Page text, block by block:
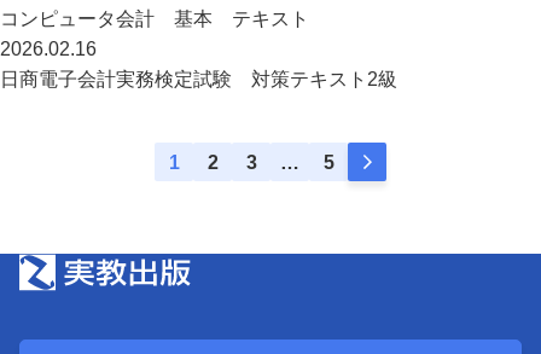
コンピュータ会計 基本 テキスト
2026.02.16
日商電子会計実務検定試験 対策テキスト2級
1 2 3 … 5